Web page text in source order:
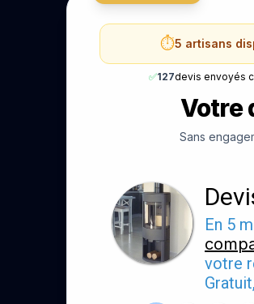
⏱️5 artisans
✅127devis envoyés
Votre
Sans
En 5
votre